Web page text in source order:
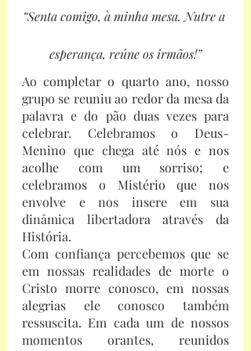
“Senta comigo, à minha mesa. Nutre a
esperança, reúne os irmãos!”
Ao completar o quarto ano, nosso
grupo se reuniu ao redor da mesa da
palavra e do pão duas vezes para
celebrar. Celebramos o Deus-
Menino que chega até nós e nos
acolhe com um sorriso; e
celebramos o Mistério que nos
envolve e nos insere em sua
dinâmica libertadora através da
História.
Com confiança percebemos que se
em nossas realidades de morte o
Cristo morre conosco, em nossas
alegrias ele conosco também
ressuscita. Em cada um de nossos
momentos orantes, reunidos